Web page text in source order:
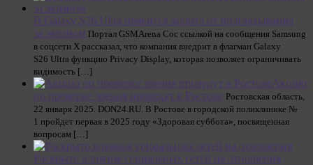
В Galaxy S26 Ultra появится защита от подглядывания
за экраном Портал GSMArena Сос ссылкой на сообщения Samsung
в соцсети Х рассказал, что компания внедрит в флагман Galaxy
S26 Ultra функцию Privacy Display, которая позволяет ограничивать
видимость […]
Акцию
по проверке зрения проведут в Ростове Ростовская область,
22 января 2025. DON24.RU. В Ростове в городской поликлинике №
1 пройдет первая в 2025 году «Здоровая суббота», посвященная
вопросам […]
Раскрыто влияние социальных сетей на отношения